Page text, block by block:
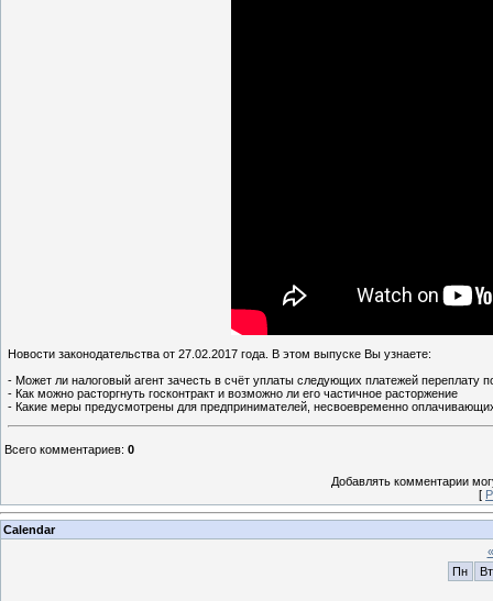
Новости законодательства от 27.02.2017 года. В этом выпуске Вы узнаете:
- Может ли налоговый агент зачесть в счёт уплаты следующих платежей переплату
- Как можно расторгнуть госконтракт и возможно ли его частичное расторжение
- Какие меры предусмотрены для предпринимателей, несвоевременно
Всего комментариев: 0
Добавлять комментарии
[
Calendar
«
Пн
Вт